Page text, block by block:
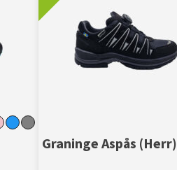
Graninge Aspås (Herr)